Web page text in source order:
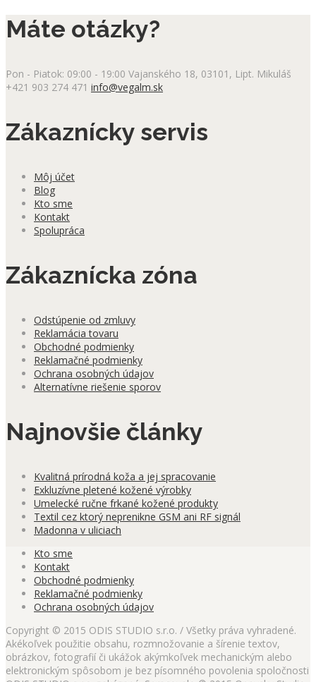
Máte otázky?
Pon - Piatok: 09:00 - 19:00 Vajanského 18, 03101, Lipt. Mikuláš
+421 903 274 471 info@vegalm.sk
Zákaznícky servis
Môj účet
Blog
Kto sme
Kontakt
Spolupráca
Zákaznícka zóna
Odstúpenie od zmluvy
Reklamácia tovaru
Obchodné podmienky
Reklamačné podmienky
Ochrana osobných údajov
Alternatívne riešenie sporov
Najnovšie články
Kvalitná prírodná koža a jej spracovanie
Exkluzívne pletené kožené výrobky
Umelecké ručne frkané kožené produkty
Textil cez ktorý neprenikne GSM ani RF signál
Madonna v uliciach
Kto sme
Kontakt
Obchodné podmienky
Reklamačné podmienky
Ochrana osobných údajov
Copyright © 2015 ODIS STUDIO s.r.o. / Všetky práva vyhradené.
Akékoľvek použitie obsahu, rozmnožovanie a šírenie textov,
obrázkov, fotografií či ukážok akýmkoľvek mechanickým alebo
elektronickým spôsobom je bez písomného povolenia spoločnosti